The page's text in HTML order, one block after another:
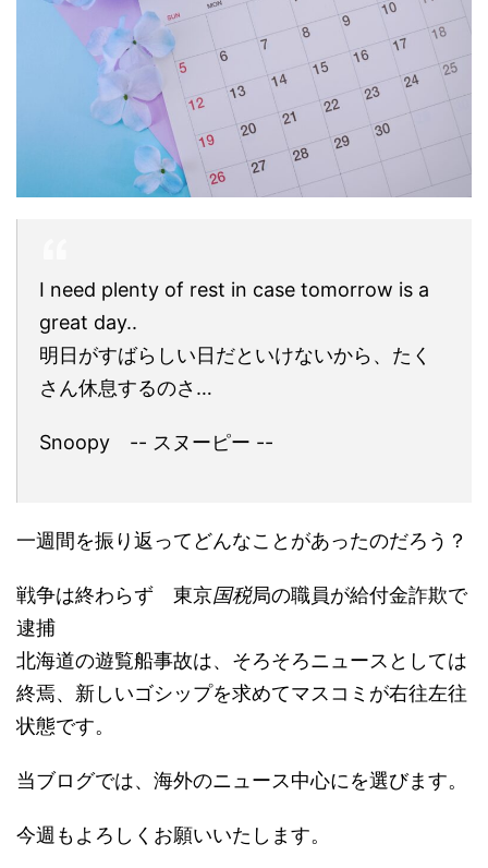
I need plenty of rest in case tomorrow is a
great day..
明日がすばらしい日だといけないから、たく
さん休息するのさ…
Snoopy -- スヌーピー --
一週間を振り返ってどんなことがあったのだろう？
戦争は終わらず 東京国税局の職員が給付金詐欺で
逮捕
北海道の遊覧船事故は、そろそろニュースとしては
終焉、新しいゴシップを求めてマスコミが右往左往
状態です。
当ブログでは、海外のニュース中心にを選びます。
今週もよろしくお願いいたします。